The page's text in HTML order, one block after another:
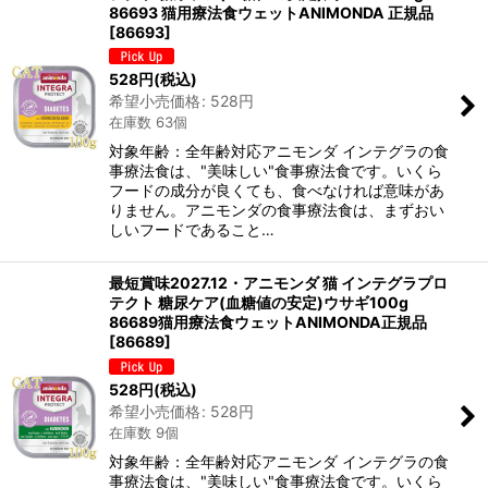
86693 猫用療法食ウェットANIMONDA 正規品
[86693]
528円(税込)
希望小売価格: 528円
在庫数 63個
対象年齢：全年齢対応アニモンダ インテグラの食
事療法食は、"美味しい"食事療法食です。いくら
フードの成分が良くても、食べなければ意味があ
りません。アニモンダの食事療法食は、まずおい
しいフードであること…
最短賞味2027.12・アニモンダ 猫 インテグラプロ
テクト 糖尿ケア(血糖値の安定)ウサギ100g
86689猫用療法食ウェットANIMONDA正規品
[86689]
528円(税込)
希望小売価格: 528円
在庫数 9個
対象年齢：全年齢対応アニモンダ インテグラの食
事療法食は、"美味しい"食事療法食です。いくら